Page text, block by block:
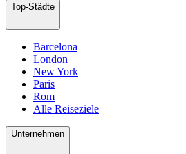
Top-Städte
Barcelona
London
New York
Paris
Rom
Alle Reiseziele
Unternehmen